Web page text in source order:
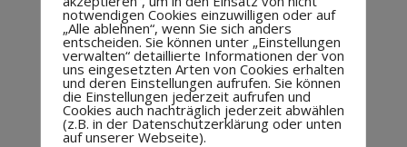
3
4 5 6 7 8
9
10
11 12 13 14 15
16
17
18 19 20 21 22
23
24
25 26 27 28 29
30
31
notwendigen Cookies einzuwilligen oder auf
„Alle ablehnen“, wenn Sie sich anders
entscheiden. Sie können unter „Einstellungen
verwalten“ detaillierte Informationen der von
uns eingesetzten Arten von Cookies erhalten
und deren Einstellungen aufrufen. Sie können
die Einstellungen jederzeit aufrufen und
Cookies auch nachträglich jederzeit abwählen
(z.B. in der Datenschutzerklärung oder unten
auf unserer Webseite).